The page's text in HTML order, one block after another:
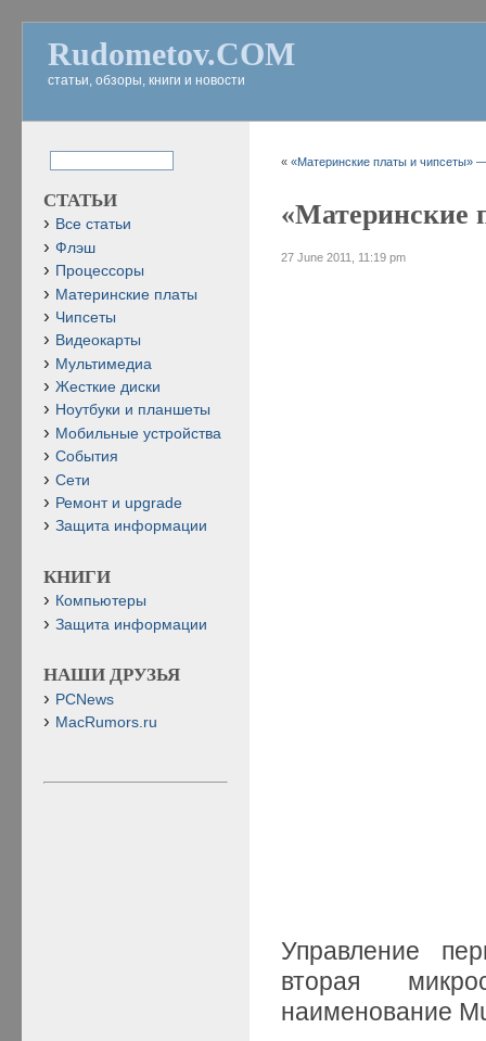
Rudometov.COM
статьи, обзоры, книги и новости
««Материнские платы и чипсеты»
«Материнские
27 June 2011, 11:19 pm
Управление
вторая
наименование
СТАТЬИ
Все статьи
Флэш
Процессоры
Материнские платы
Чипсеты
Видеокарты
Мультимедиа
Жесткие диски
Ноутбуки и планшеты
Мобильные устройства
События
Сети
Ремонт и upgrade
Защита информации
КНИГИ
Компьютеры
Защита информации
НАШИ ДРУЗЬЯ
PCNews
MacRumors.ru